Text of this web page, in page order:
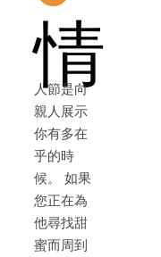
情
人節是向
親人展示
你有多在
乎的時
候。 如果
您正在為
他尋找甜
蜜而周到